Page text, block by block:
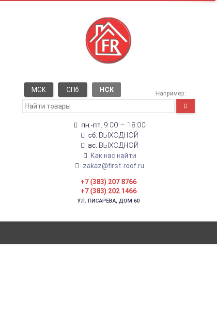
МСК СПб НСК Например:
пн.-пт. 9:00 – 18:00
сб. ВЫХОДНОЙ
вс. ВЫХОДНОЙ
Как нас найти
zakaz@first-roof.ru
+7 (383) 207 8766
+7 (383) 202 1466
УЛ. ПИСАРЕВА, ДОМ 60